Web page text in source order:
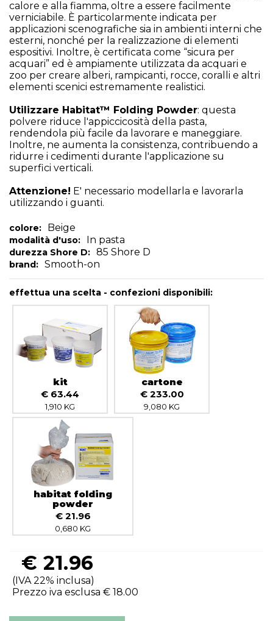
calore e alla fiamma, oltre a essere facilmente
verniciabile. È particolarmente indicata per
applicazioni scenografiche sia in ambienti interni che
esterni, nonché per la realizzazione di elementi
espositivi. Inoltre, è certificata come “sicura per
acquari” ed è ampiamente utilizzata da acquari e
zoo per creare alberi, rampicanti, rocce, coralli e altri
elementi scenici estremamente realistici.
Utilizzare Habitat™ Folding Powder: questa
polvere riduce l'appiccicosità della pasta,
rendendola più facile da lavorare e maneggiare.
Inoltre, ne aumenta la consistenza, contribuendo a
ridurre i cedimenti durante l'applicazione su
superfici verticali.
Attenzione! E' necessario modellarla e lavorarla
utilizzando i guanti.
colore: Beige
modalità d'uso: In pasta
durezza Shore D: 85 Shore D
brand: Smooth-on
effettua una scelta - confezioni disponibili:
kit
€ 63.44
1,910 KG
cartone
€ 233.00
9,080 KG
habitat folding
powder
€ 21.96
0,680 KG
€ 21.96
(IVA 22% inclusa)
Prezzo iva esclusa € 18.00